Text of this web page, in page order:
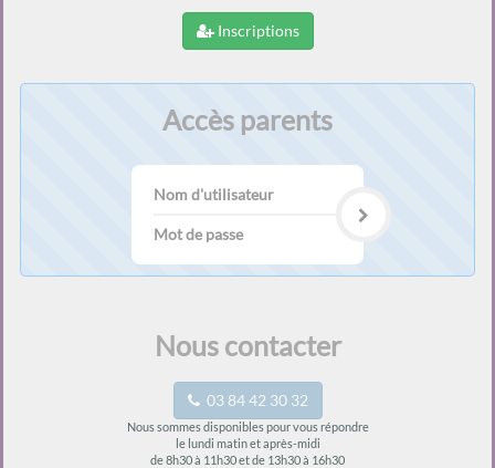
Inscriptions
Accès parents
Nom
Mot
passe
Nous contacter
03 84 42 30 32
Nous sommes disponibles pour vous répondre
le lundi matin et après-midi
de 8h30 à 11h30 et de 13h30 à 16h30